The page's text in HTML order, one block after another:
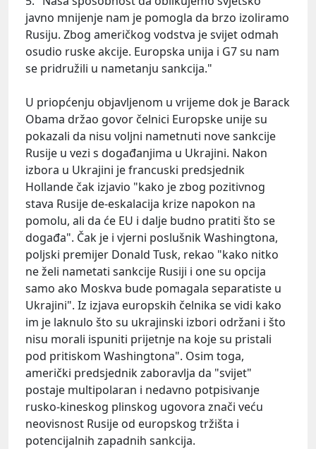
javno mnijenje nam je pomogla da brzo izoliramo
Rusiju. Zbog američkog vodstva je svijet odmah
osudio ruske akcije. Europska unija i G7 su nam
se pridružili u nametanju sankcija."
U priopćenju objavljenom u vrijeme dok je Barack
Obama držao govor čelnici Europske unije su
pokazali da nisu voljni nametnuti nove sankcije
Rusije u vezi s događanjima u Ukrajini. Nakon
izbora u Ukrajini je francuski predsjednik
Hollande čak izjavio "kako je zbog pozitivnog
stava Rusije de-eskalacija krize napokon na
pomolu, ali da će EU i dalje budno pratiti što se
događa". Čak je i vjerni poslušnik Washingtona,
poljski premijer Donald Tusk, rekao "kako nitko
ne želi nametati sankcije Rusiji i one su opcija
samo ako Moskva bude pomagala separatiste u
Ukrajini". Iz izjava europskih čelnika se vidi kako
im je laknulo što su ukrajinski izbori održani i što
nisu morali ispuniti prijetnje na koje su pristali
pod pritiskom Washingtona". Osim toga,
američki predsjednik zaboravlja da "svijet"
postaje multipolaran i nedavno potpisivanje
rusko-kineskog plinskog ugovora znači veću
neovisnost Rusije od europskog tržišta i
potencijalnih zapadnih sankcija.